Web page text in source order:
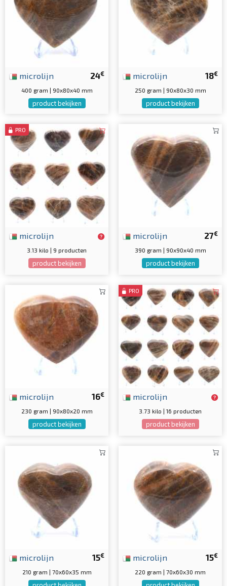
24€
microlijn
400 gram | 90x80x40 mm
product bekijken
18€
microlijn
250 gram | 90x80x30 mm
product bekijken
PRO
microlijn
3.13 kilo | 9 producten
product bekijken
27€
microlijn
390 gram | 90x90x40 mm
product bekijken
16€
microlijn
230 gram | 90x80x20 mm
product bekijken
PRO
microlijn
3.73 kilo | 16 producten
product bekijken
15€
microlijn
210 gram | 70x60x35 mm
15€
microlijn
220 gram | 70x60x30 mm